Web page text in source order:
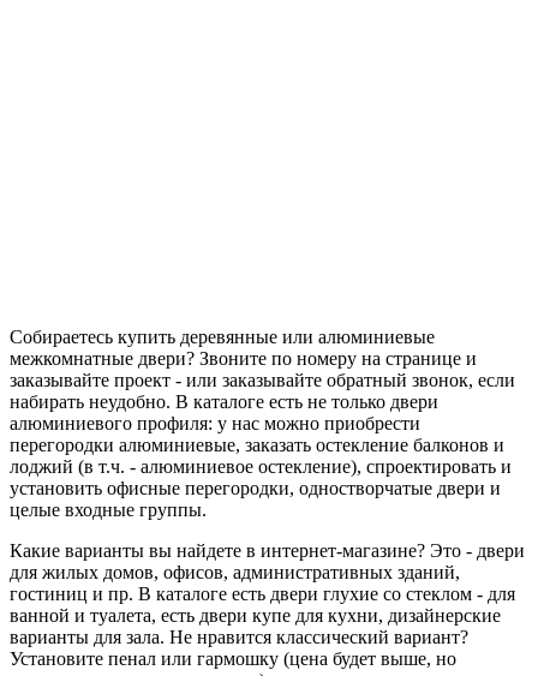
Собираетесь купить деревянные или алюминиевые
межкомнатные двери? Звоните по номеру на странице и
заказывайте проект - или заказывайте обратный звонок, если
набирать неудобно. В каталоге есть не только двери
алюминиевого профиля: у нас можно приобрести
перегородки алюминиевые, заказать остекление балконов и
лоджий (в т.ч. - алюминиевое остекление), спроектировать и
установить офисные перегородки, одностворчатые двери и
целые входные группы.
Какие варианты вы найдете в интернет-магазине? Это - двери
для жилых домов, офисов, административных зданий,
гостиниц и пр. В каталоге есть двери глухие со стеклом - для
ванной и туалета, есть двери купе для кухни, дизайнерские
варианты для зала. Не нравится классический вариант?
Установите пенал или гармошку (цена будет выше, но